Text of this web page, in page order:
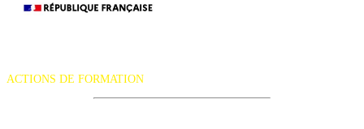
ACTIONS DE FORMATION